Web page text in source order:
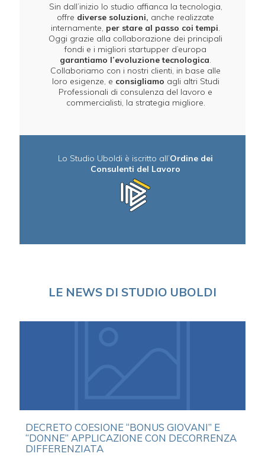
Sin dall’inizio lo studio affianca la tecnologia,
offre diverse soluzioni, anche realizzate
internamente, per stare al passo coi tempi
Oggi grazie alla collaborazione dei principali
fondi e i migliori startupper d’europa
garantiamo l’evoluzione tecnologica
Collaboriamo con i nostri clienti, in base alle
loro esigenze, e consigliamo agli altri Studi
Professionali di consulenza del lavoro e
commercialisti, la strategia migliore.
Lo Studio Uboldi è iscritto all’Ordine dei
Consulenti del Lavoro
LE NEWS DI STUDIO UBOLDI
DECRETO COESIONE “BONUS GIOVANI” E
“DONNE” APPLICAZIONE CON DECORRENZA
DIFFERENZIATA